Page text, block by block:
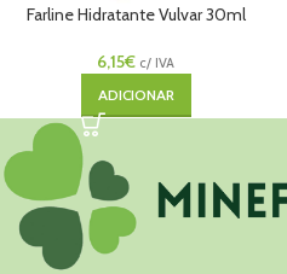
Farline Hidratante Vulvar 30ml
6,15€ c/ IVA
ADICIONAR